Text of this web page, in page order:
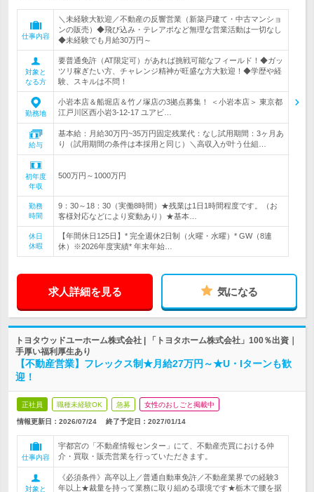
仕事内容
＼未経験大歓迎／不動産の反響営業（新築戸建て・中古マンショ
ンの販売）◆飛び込み・テレアポなど無理な営業活動は一切なし
◆未経験でも月給30万円～
対象と
なる方
要普通免許（AT限定可）があれば挑戦可能なフィールド！◆ガッ
ツリ稼ぎたい方、チャレンジ精神が旺盛な方大歓迎！◆学歴や経
験、スキルは不問！
勤務地
小岩本店＆船堀店＆竹ノ塚店の3拠点募集！ ＜小岩本店＞ 東京都
江戸川区西小岩3-12-17 ユアビ…
給与
基本給：月給30万円~35万円固定残業代：なし試用期間：3ヶ月あ
り（試用期間の条件は本採用と同じ）＼高収入が叶う仕組…
初年度
年収
500万円～1000万円
勤務
時間
9：30～18：30（実働8時間）★残業は1日1時間程度です。（お
客様対応などにより変動あり）★基本…
休日
休暇
【年間休日125日】* 完全週休2日制（火曜・水曜）* GW（8連
休）※2026年度実績* 年末年始…
求人詳細を見る 気になる
トヨタウッドユーホーム株式会社 | 「トヨタホーム株式会社」100％出資｜
手厚い福利厚生あり
【不動産営業】フレックス制★月給27万円～★U・Iターンも歓
迎！
正社員 職種未経験OK 急募 女性のおしごと掲載中
情報更新日：2026/07/24 終了予定日： 2027/01/14
仕事内容
宇都宮の「不動産情報センター」にて、不動産売買における仲
介・買取・販売営業を行っていただきます。
対象と
《必須条件》高卒以上／普通自動車免許／不動産業界での経験3
年以上★裁量を持って業務に取り組める環境です★栃木で腰を据